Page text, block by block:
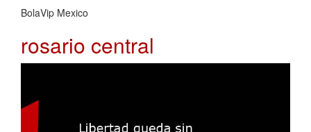
BolaVip Mexico
rosario central